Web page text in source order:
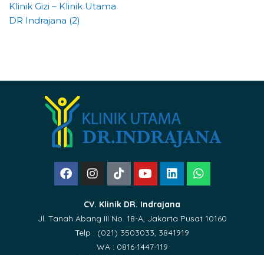
Klinik Gizi – Klinik Utama
DR Indrajana (2)
CV. Klinik DR. Indrajana
Jl. Tanah Abang III No. 18-A, Jakarta Pusat 10160
Telp : (021) 3503033, 3841919
WA : 0816-1447-119